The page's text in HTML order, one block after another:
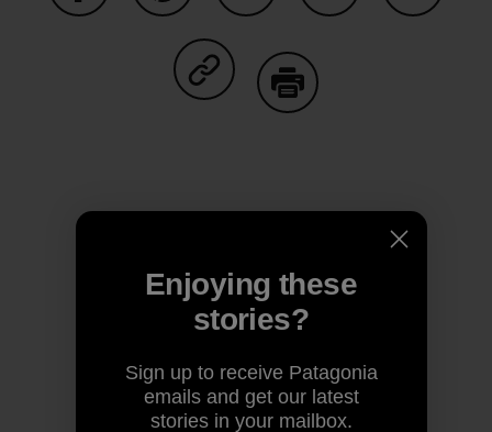
Share on Copy Link
Enjoying these
stories?
Sign up to receive Patagonia
emails and get our latest
stories in your mailbox.